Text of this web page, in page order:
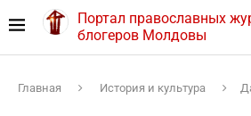
Портал православных
блогеров Молдовы
Главная История и культура